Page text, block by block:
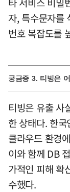
자, 특수문자를
번호 복잡도를
궁금증 3. 티빙은
티빙은 유출 사
한 상태다. 한
클라우드 환경
이와 함께 DB
가적인 피해 확
수했다.